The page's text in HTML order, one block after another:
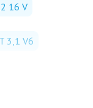
16 V
3,1 V6